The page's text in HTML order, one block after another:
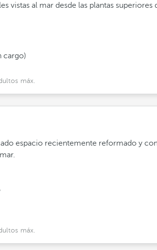
vistas al mar desde las plantas superiores
cargo)
máx.
espacio recientemente reformado y
máx.